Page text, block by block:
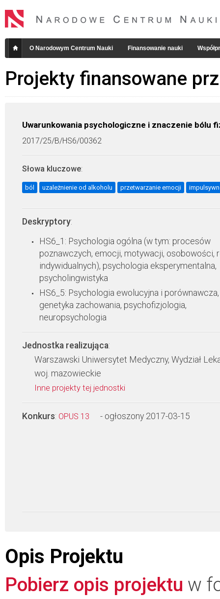
O Narodowym Centrum Nauki Finansowanie nauki
Projekty finansowane
Uwarunkowania psychologiczne i znaczenie bólu
2017/25/B/HS6/00362
Słowa kluczowe:
ból uzależnienie od alkoholu przetwarzanie emocji
Deskryptory:
HS6_1: Psychologia ogólna (w tym: procesów
poznawczych, emocji, motywacji, osobowości,
indywidualnych), psychologia eksperymentalna,
psycholingwistyka
HS6_5: Psychologia ewolucyjna i porównawcza,
genetyka zachowania, psychofizjologia,
neuropsychologia
Jednostka realizująca:
Warszawski Uniwersytet Medyczny, Wydział
woj. mazowieckie
Inne projekty tej jednostki
Konkurs: OPUS 13 - ogłoszony 2017-03-15
Opis Projektu
Pobierz opis projektu w